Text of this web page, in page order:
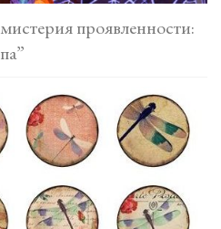
проявленности: